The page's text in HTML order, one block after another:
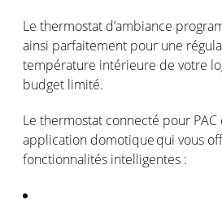
Le thermostat d’ambiance
ainsi parfaitement pour une
température intérieure de votre
budget limité.
Le thermostat connecté pour PAC
application domotiquequi vous
fonctionnalités intelligentes :